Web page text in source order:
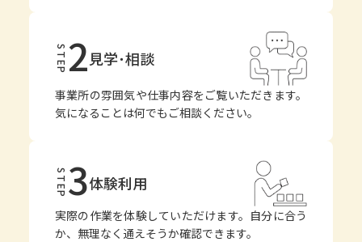
STEP2見学･相談
事業所の雰囲気や仕事内容をご覧いただきます。
気になることは何でもご相談ください。
STEP3体験利用
実際の作業を体験していただけます。自分に合う
か、無理なく通えそうか確認できます。